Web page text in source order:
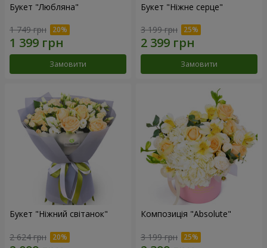
Букет "Любляна"
1 749 грн
Замовити
Букет "Ніжне серце"
3 199 грн
Замовити
Букет "Ніжний світанок"
2 624 грн
Композиція "Absolute"
3 199 грн